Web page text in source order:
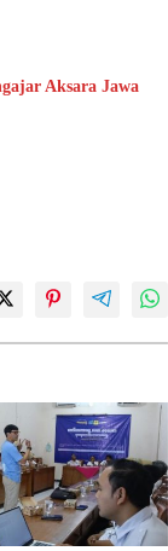
Aksara Jawa